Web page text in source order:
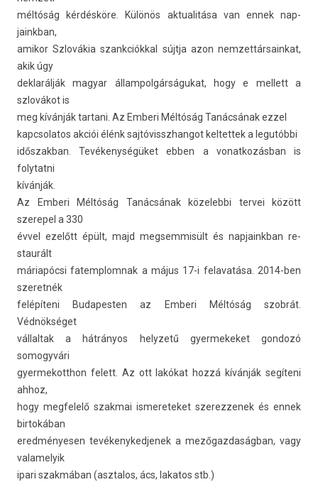
méltóság kérdésköre. Különös ak­tualitása van ennek nap­
jainkban,
amikor Szlovákia szankciókk­al sújtja azon nem­zettár­sain­kat,
akik úgy
de­klarál­ják magyar állam­polgár­ságukat, hogy e mel­lett a
szlovákot is
meg kívánják tar­tani. Az Em­beri Méltóság Tanácsának ezzel
kapcsolatos akciói élénk saj­tóvisszhan­got kel­tettek a legutóbbi
idős­zakban. Tevékenységüket ebben a vonat­kozás­ban is
folytat­ni
kívánják.
Az Em­beri Méltóság Tanácsának közeleb­bi ter­vei között
szerepel a 330
évvel ezelőtt épült, majd meg­semmisült és nap­jainkban re­
staurált
máriapócsi fatemplom­nak a május 17-i felavatása. 2014-ben
szeret­nék
felépíteni Budapest­en az Em­beri Méltóság szobrát.
Védnökséget
vál­laltak a hátrányos helyzetű gyer­mekeket gon­dozó
somogyvári
gyer­mekotthon felett. Az ott lakókat hozzá kívánják segíteni
ahhoz,
hogy meg­felelő szak­mai is­mereteket szerez­zenek és ennek
bi­rtokában
ered­ményes­en tevékenyked­jenek a mezőgaz­daság­ban, vagy
valamelyik
ipari szakmában (as­ztalos, ács, lakatos stb.)